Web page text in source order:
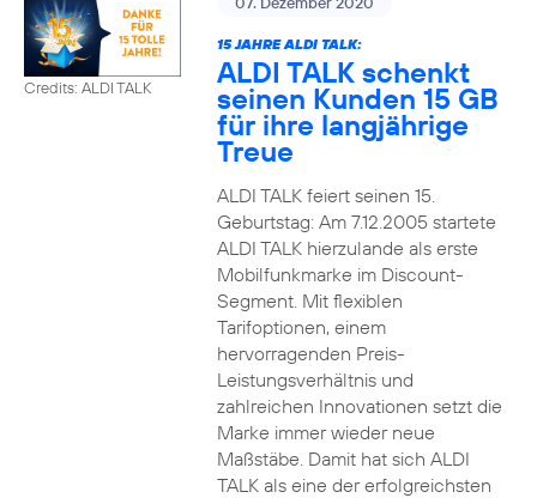
Credits: ALDI TALK
15 JAHRE ALDI TALK:
ALDI TALK schenkt
seinen Kunden 15 GB
für ihre langjährige
Treue
ALDI TALK feiert seinen 15.
Geburtstag: Am 7.12.2005 startete
ALDI TALK hierzulande als erste
Mobilfunkmarke im Discount-
Segment. Mit flexiblen
Tarifoptionen, einem
hervorragenden Preis-
Leistungsverhältnis und
zahlreichen Innovationen setzt die
Marke immer wieder neue
Maßstäbe. Damit hat sich ALDI
TALK als eine der erfolgreichsten